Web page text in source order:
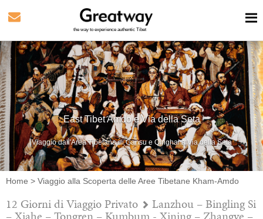
the way to experience authentic Tibet
East Tibet Amdo e Via della Seta
Viaggio dall'Area Tibetana di Gansu e Qinghai a Via della Seta
Home > Viaggio alla Scoperta delle Aree Tibetane Kham-Amdo
12 Giorni di Viaggio Privato Lanzhou – Bingling Si